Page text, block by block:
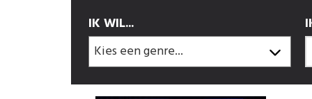
IK WIL...